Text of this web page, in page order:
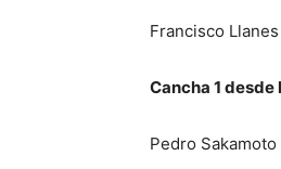
Francisco
Cancha 1 desde
Pedro